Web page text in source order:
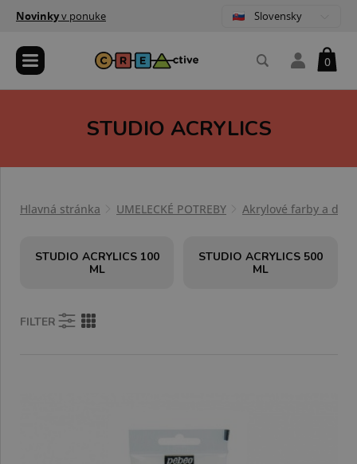
Novinkyv ponuke Slovensky
0
STUDIO ACRYLICS
Hlavná stránka UMELECKÉ POTREBY Akrylové farby a
STUDIO ACRYLICS 100
ML
STUDIO ACRYLICS 500
ML
FILTER